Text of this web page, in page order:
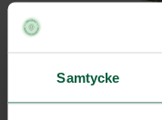
Samtycke